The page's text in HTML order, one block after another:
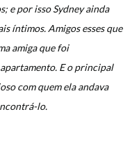
e por isso Sydney ainda
íntimos. Amigos esses que
amiga que foi
E o principal
com quem ela andava
lo.